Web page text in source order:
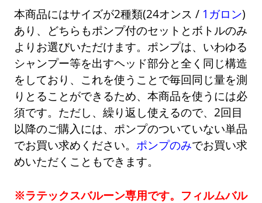
本商品にはサイズが2種類(24オンス / 1ガロン)
あり、どちらもポンプ付のセットとボトルのみ
よりお選びいただけます。ポンプは、いわゆる
シャンプー等を出すヘッド部分と全く同じ構造
をしており、これを使うことで毎回同じ量を測
りとることができるため、本商品を使うには必
須です。ただし、繰り返し使えるので、2回目
以降のご購入には、ポンプのついていない単品
でお買い求めください。 ポンプのみでお買い求
めいただくこともできます。
※ラテックスバルーン専用です。フィルムバル